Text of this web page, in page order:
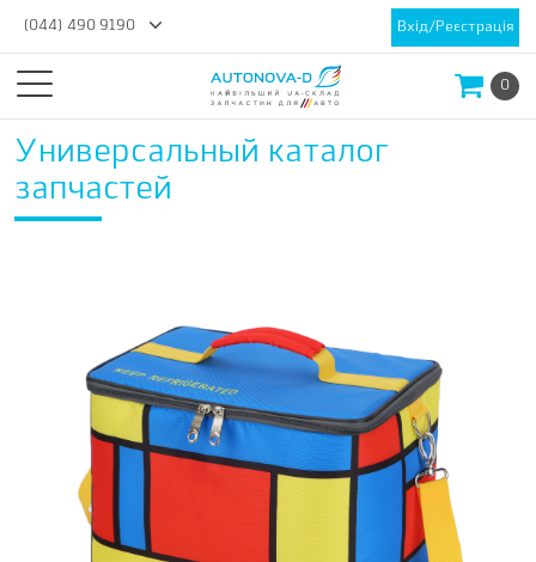
(044) 490 9190 Вхід/Реєстрація
0
Универсальный каталог
запчастей